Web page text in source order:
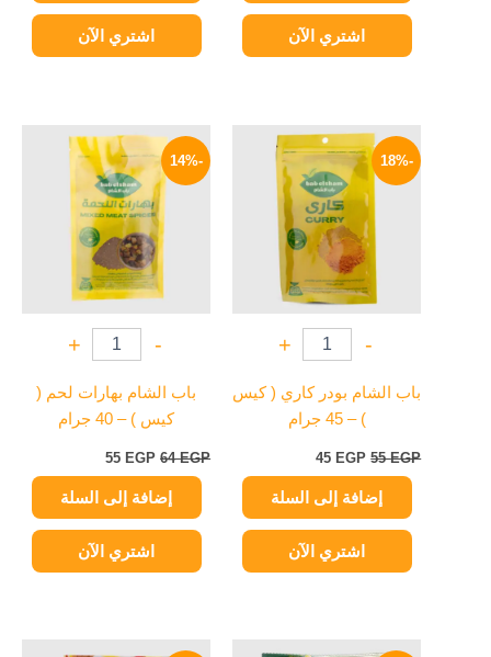
اشتري الآن اشتري الآن
-18%
-
+
باب الشام بودر كاري ( كيس
) – 45 جرام
55EGP
السعر
الأصلي
هو:
45 EGP
السعر
الحالي
هو:
45 EGP.
إضافة إلى السلة
اشتري الآن
-14%
-
+
باب الشام بهارات لحم (
كيس ) – 40 جرام
64EGP
السعر
الأصلي
هو:
64 EGP.
55 EGP
السعر
الحالي
هو:
55 EGP.
إضافة إلى السلة
اشتري الآن